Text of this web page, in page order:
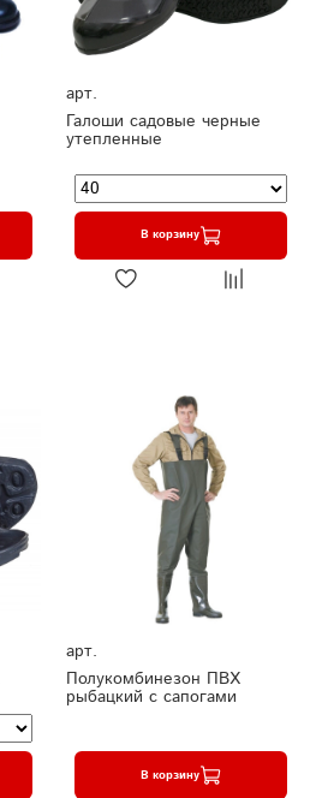
арт.
Галоши садовые черные
утепленные
В корзину
арт.
Полукомбинезон ПВХ
рыбацкий с сапогами
В корзину